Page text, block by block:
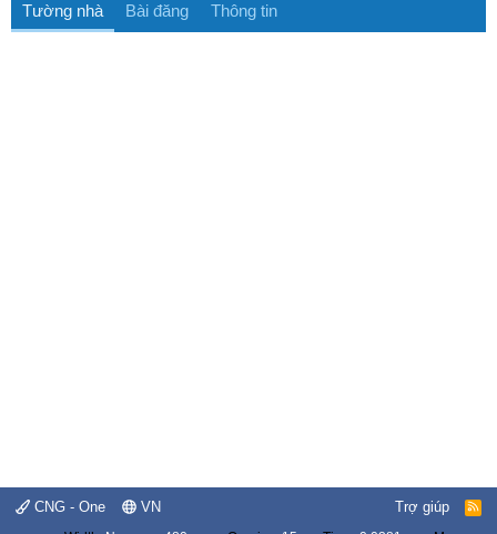
Tường nhà Bài đăng Thông tin
CNG - One VN Trợ giúp
R